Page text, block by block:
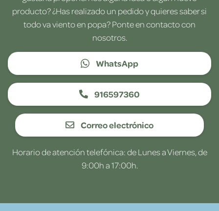
producto? ¿Has realizado un pedido y quieres saber si
todo va viento en popa? Ponte en contacto con
nosotros.
WhatsApp
916597360
Correo electrónico
Horario de atención telefónica: de Lunes a Viernes, de
9:00h a 17:00h.